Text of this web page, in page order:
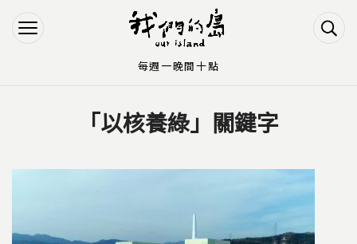
Jump to Navigation
Jump to Main content
「以核養綠」關鍵字
每週一晚間十點